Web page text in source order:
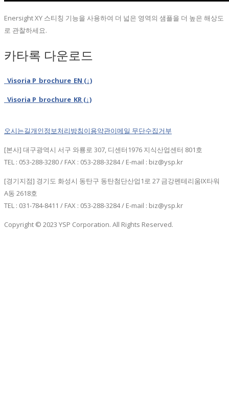
Enersight XY 스티칭 기능을 사용하여 더 넓은 영역의 샘플을 더 높은 해상도
로 관찰하세요.
카타록 다운로드
Visoria P_brochure_EN (↓)
Visoria P_brochure_KR (↓)
오시는길개인정보처리방침이용약관이메일 무단수집거부
[본사] 대구광역시 서구 와룡로 307, 디센터1976 지식산업센터 801호
TEL : 053-288-3280 / FAX : 053-288-3284 / E-mail : biz@ysp.kr
[경기지점] 경기도 화성시 동탄구 동탄첨단산업1로 27 금강펜테리움IX타워
A동 2618호
TEL : 031-784-8411 / FAX : 053-288-3284 / E-mail : biz@ysp.kr
Copyright © 2023 YSP Corporation. All Rights Reserved.